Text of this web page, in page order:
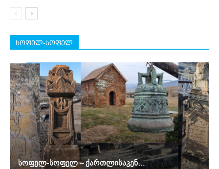
სოფელ-სოფელ
სოფელ-სოფელ – ქართლისაკენ…